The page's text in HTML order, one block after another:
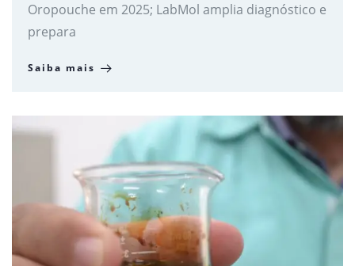
Oropouche em 2025; LabMol amplia diagnóstico e
prepara
Saiba mais